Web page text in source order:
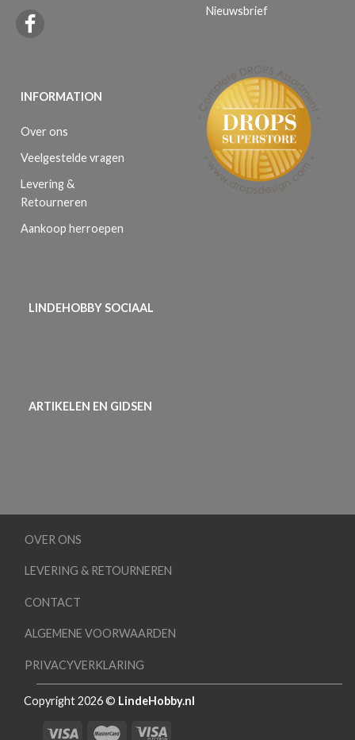
INFORMATION
Over ons
Veelgestelde vragen
Levering &
Retourneren
Aankoop herroepen
Nieuwsbrief
LINDEHOBBY SOCIAAL
ARTIKELEN EN GIDSEN
OVER ONS
LEVERING & RETOURNEREN
CONTACT
ALGEMENE VOORWAARDEN
PRIVACYVERKLARING
Copyright 2026 © LindeHobby.nl